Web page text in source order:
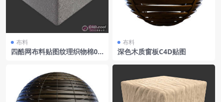
布料
四酷网布料贴图纹理织物棉00
布料
深色木质窗板C4D贴图